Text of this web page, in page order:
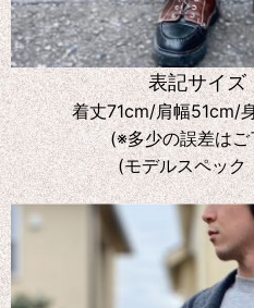
表記サイズ
着丈71cm/肩幅51cm/
(※多少の誤差は
(モデルスペッ